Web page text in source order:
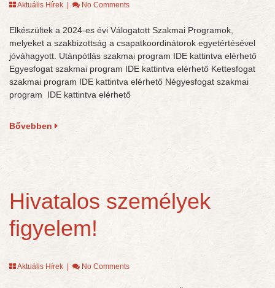
Aktuális Hírek No Comments
Elkészültek a 2024-es évi Válogatott Szakmai Programok,
melyeket a szakbizottság a csapatkoordinátorok egyetértésével
jóváhagyott. Utánpótlás szakmai program IDE kattintva elérhető
Egyesfogat szakmai program IDE kattintva elérhető Kettesfogat
szakmai program IDE kattintva elérhető Négyesfogat szakmai
program IDE kattintva elérhető
Bővebben
Hivatalos személyek
figyelem!
Aktuális Hírek No Comments